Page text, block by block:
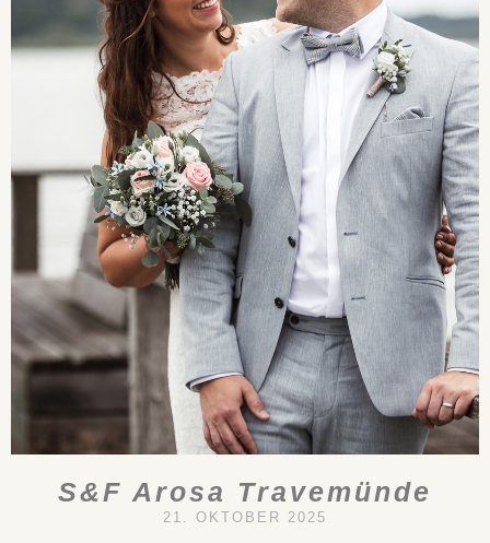
S&F Arosa Travemünde
21. OKTOBER 2025